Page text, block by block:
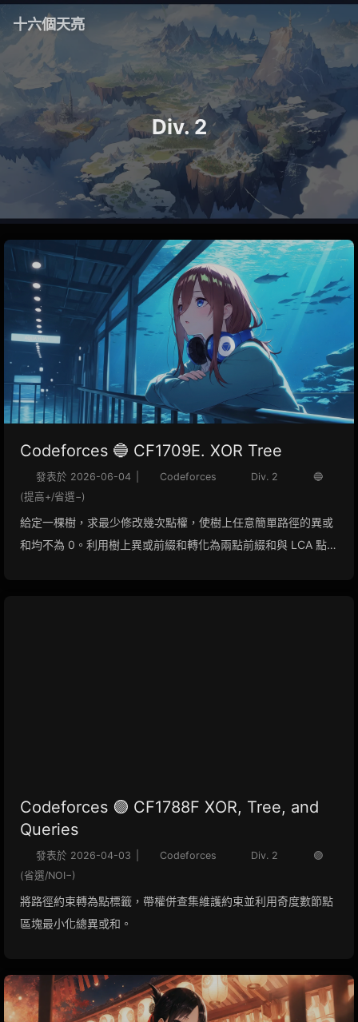
十六個天亮
Div. 2
Codeforces 🔵 CF1709E. XOR Tree
發表於 2026-06-04 Codeforces Div. 2
🔵
(提高+/省選−)
給定一棵樹，求最少修改幾次點權，使樹上任意簡單路徑的異或
和均不為 0。利用樹上異或前綴和轉化為兩點前綴和與 LCA 點權
Codeforces 🟣 CF1788F XOR, Tree, and
Queries
發表於 2026-04-03 Codeforces Div. 2
🟣
(省選/NOI−)
將路徑約束轉為點標籤，帶權併查集維護約束並利用奇度數節點
區塊最小化總異或和。